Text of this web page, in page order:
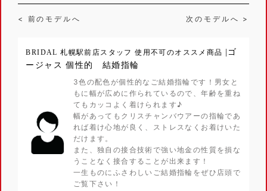
< 前のモデルへ 次のモデルへ >
BRIDAL 札幌駅前店スタッフ 使用不可のオススメ商品
|ゴ
ージャス 個性的 結婚指輪
3色の配色が個性的なご結婚指輪です！男女と
もに幅が広めに作られているので、年齢を重ね
てもカッコよく着けられます♪
幅があってもクリスチャンバウアーの指輪であ
れば着け心地が良く、ストレスなくお着けいた
だけます。
また、独自の接合技術で強い地金の性質を損な
うことなく接合することが出来ます！
一生ものにふさわしいご結婚指輪をぜひ店頭で
ご覧下さい！